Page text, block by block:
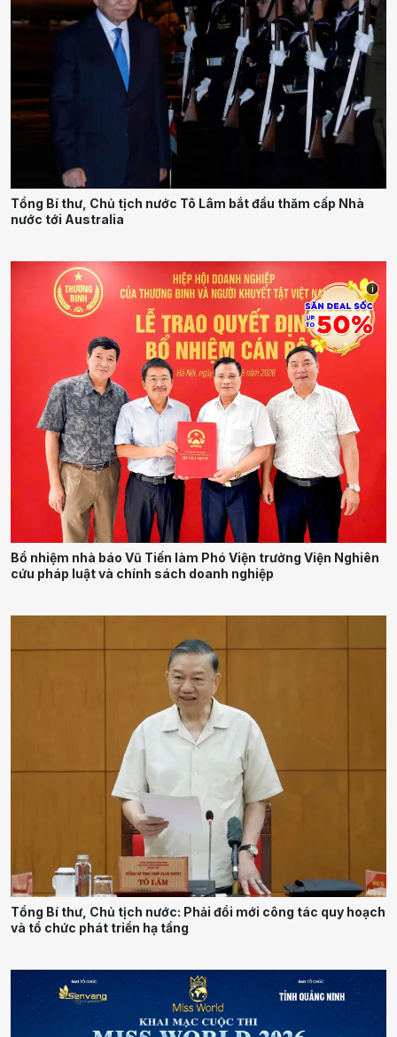
Tổng Bí thư, Chủ tịch nước Tô Lâm bắt đầu thăm cấp Nhà
nước tới Australia
Bổ nhiệm nhà báo Vũ Tiến làm Phó Viện trưởng Viện Nghiên
cứu pháp luật và chính sách doanh nghiệp
Tổng Bí thư, Chủ tịch nước: Phải đổi mới công tác quy hoạch
và tổ chức phát triển hạ tầng
i